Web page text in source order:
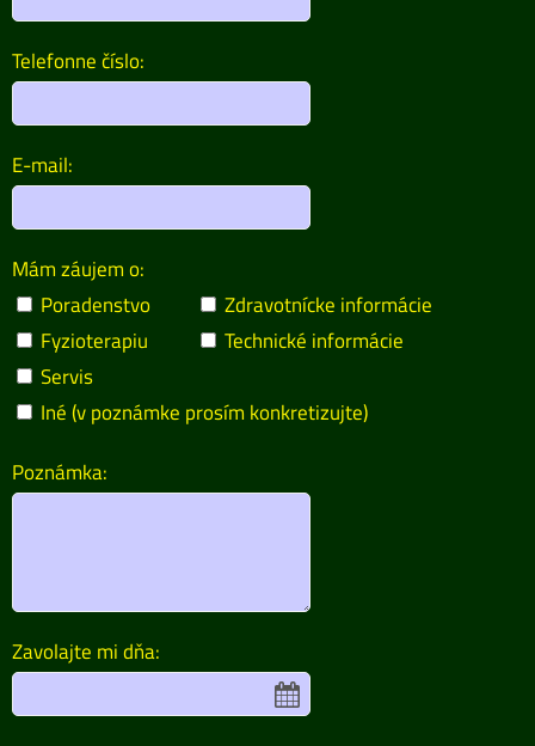
Telefonne číslo:
E-mail:
Mám záujem o:
Poradenstvo
Zdravotnícke informácie
Fyzioterapiu
Technické informácie
Servis
Iné (v poznámke prosím konkretizujte)
Poznámka:
Zavolajte mi dňa: